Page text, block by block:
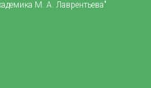
М. А. Лаврентьева"